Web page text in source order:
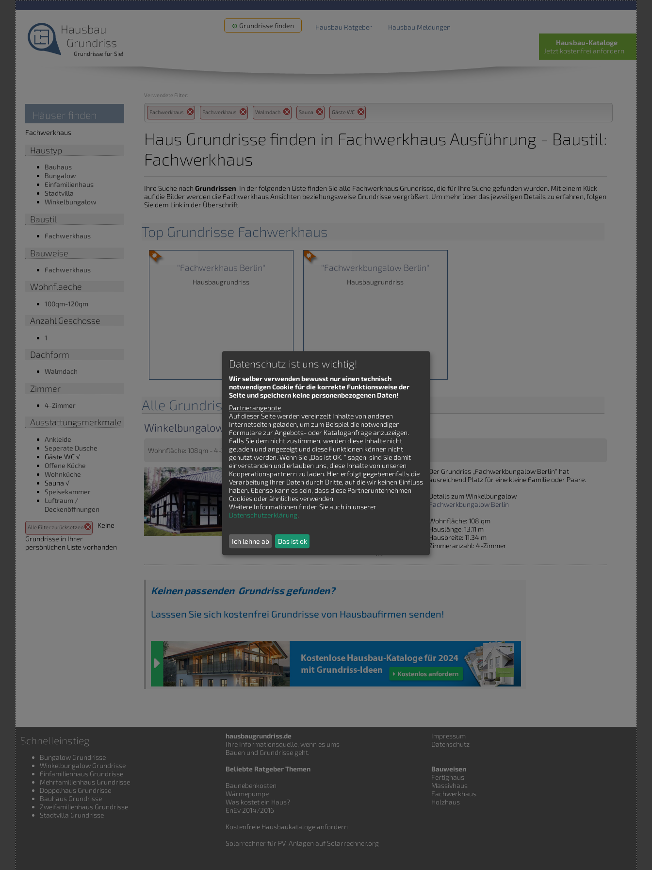
Hausbau
Grundriss
Grundrisse für Sie!
Grundrisse finden Hausbau Ratgeber Hausbau Meldungen
Verwendete Filter:
Fachwerkhaus Fachwerkhaus Walmdach Sauna Gäste WC
Haus Grundrisse finden in Fachwerkhaus Ausführung - Baustil:
Fachwerkhaus
Ihre Suche nach Grundrissen. In der folgenden Liste finden Sie alle Fachwerkhaus Grundrisse, die für Ihre Suche gefunden wurden. Mit einem Klick
auf die Bilder werden die Fachwerkhaus Ansichten beziehungsweise Grundrisse vergrößert. Um mehr über das jeweiligen Details zu erfahren, folgen
Sie dem Link in der Überschrift.
Top Grundrisse Fachwerkhaus
"Fachwerkhaus Berlin"
Hausbaugrundriss
"Fachwerkbungalow Berlin"
Hausbaugrundriss
Alle Grundrisse Fachwerkhaus
Winkelbungalow "Fachwerkbungalow Berlin"
Wohnfläche: 108qm - 4-Zimmer - Fachwerkhaus - Fachwerkhaus
Der Grundriss „Fachwerkbungalow Berlin“ hat
ausreichend Platz für eine kleine Familie oder Paare.
Details zum Winkelbungalow
Fachwerkbungalow Berlin
Wohnfläche: 108 qm
Hauslänge: 13.11 m
Hausbreite: 11.34 m
Zimmeranzahl: 4-Zimmer
Keinen passenden Grundriss gefunden?
Lasssen Sie sich kostenfrei Grundrisse von Hausbaufirmen senden!
Häuser finden
Fachwerkhaus
Haustyp
Bauhaus
Bungalow
Einfamilienhaus
Stadtvilla
Winkelbungalow
Baustil
Fachwerkhaus
Bauweise
Fachwerkhaus
Wohnflaeche
100qm-120qm
Anzahl Geschosse
1
Dachform
Walmdach
Zimmer
4-Zimmer
Ausstattungsmerkmale
Ankleide
Seperate Dusche
Gäste WC √
Offene Küche
Wohnküche
Sauna √
Speisekammer
Luftraum /
Deckenöffnungen
Alle Filter zurücksetzen
Keine
Grundrisse in Ihrer
persönlichen Liste vorhanden
Hausbau-Kataloge
Jetzt kostenfrei anfordern
Schnelleinstieg
Bungalow Grundrisse
Winkelbungalow Grundrisse
Einfamilienhaus Grundrisse
Mehrfamilienhaus Grundrisse
Doppelhaus Grundrisse
Bauhaus Grundrisse
Zweifamilienhaus Grundrisse
Stadtvilla Grundrisse
hausbaugrundriss.de
Ihre Informationsquelle, wenn es ums
Bauen und Grundrisse geht.
Beliebte Ratgeber Themen
Baunebenkosten
Wärmepumpe
Was kostet ein Haus?
EnEv 2014/2016
Kostenfreie Hausbaukataloge anfordern
Solarrechner für PV-Anlagen auf Solarrechner.org
Impressum
Datenschutz
Bauweisen
Fertighaus
Massivhaus
Fachwerkhaus
Holzhaus
Datenschutz ist uns wichtig!
Wir selber verwenden bewusst nur einen technisch
notwendigen Cookie für die korrekte Funktionsweise der
Seite und speichern keine personenbezogenen Daten!
Partnerangebote
Auf dieser Seite werden vereinzelt Inhalte von anderen
Internetseiten geladen, um zum Beispiel die notwendigen
Formulare zur Angebots- oder Kataloganfrage anzuzeigen.
Falls Sie dem nicht zustimmen, werden diese Inhalte nicht
geladen und angezeigt und diese Funktionen können nicht
genutzt werden. Wenn Sie „Das ist OK. “ sagen, sind Sie damit
einverstanden und erlauben uns, diese Inhalte von unseren
Kooperationspartnern zu laden. Hier erfolgt gegebenenfalls die
Verarbeitung Ihrer Daten durch Dritte, auf die wir keinen Einfluss
haben. Ebenso kann es sein, dass diese Partnerunternehmen
Cookies oder ähnliches verwenden.
Weitere Informationen finden Sie auch in unserer
Datenschutzerklärung.
Ich lehne ab Das ist ok